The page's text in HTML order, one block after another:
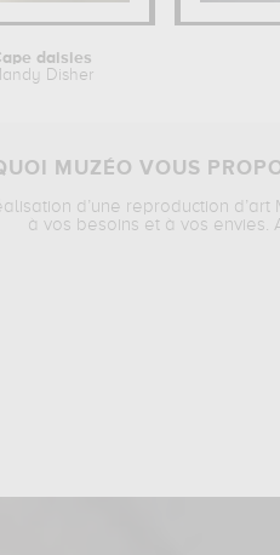
daisies
Disher
MUZÉO VOUS
d’une reproduction
à vos besoins et à vos